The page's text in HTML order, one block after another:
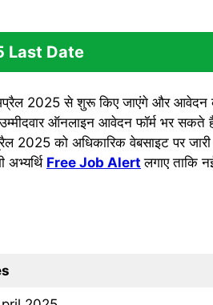
Last Date
2025 से शुरू किए जाएंगे और आवेदन
ऑनलाइन आवेदन फॉर्म भर सकते
को अधिकारिक वेबसाइट पर जारी
Free Job Alert लगाए ताकि